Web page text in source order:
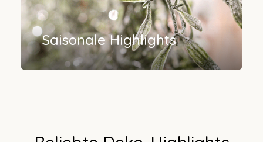
Saisonale Highlights